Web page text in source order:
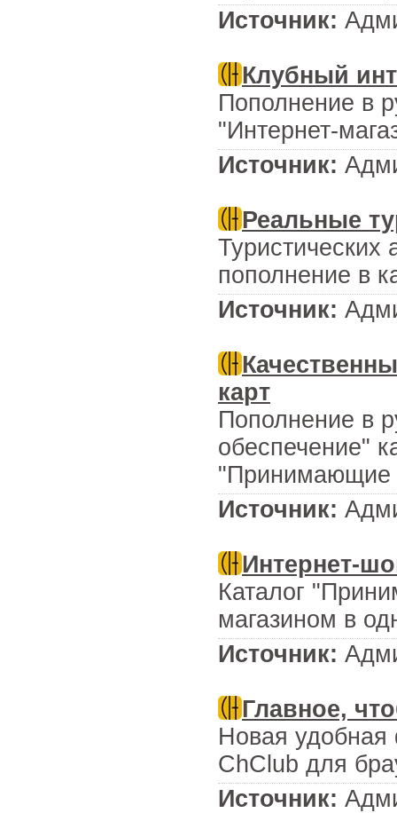
Источник:
Клубный
Пополнение в
"Интернет-
Источник:
Реальные
Туристических
пополнение в
Источник:
карт
Пополнение в
обеспечение"
"Принимающие
Источник:
Интернет-
Каталог
магазином в
Источник:
Главное,
Новая удобная
ChClub для
Источник: